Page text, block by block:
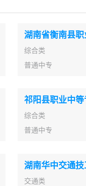
湖南省衡南县
综合类
普通中专
祁阳县职业中
综合类
普通中专
湖南华中交通
交通类